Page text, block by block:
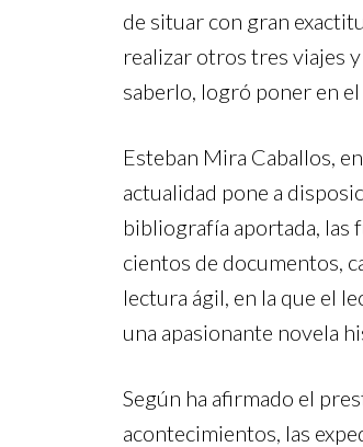
de situar con gran
realizar otros tres viajes
saberlo, logró poner en
Esteban Mira Caballos,
actualidad pone a
bibliografía aportada, las
cientos de documentos,
lectura ágil, en la que el
una apasionante novela
Según ha afirmado el
acontecimientos, las